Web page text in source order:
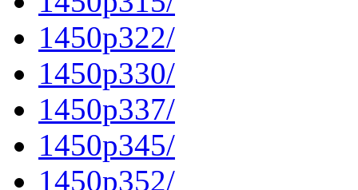
1450p322/
1450p330/
1450p337/
1450p345/
1450p352/